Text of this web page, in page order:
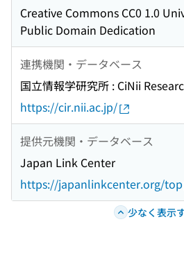
Creative Commons CC0 1.0
Public Domain Dedication
連携機関・データベース
国立情報学研究所 : CiNii
https://cir.nii.ac.jp/
提供元機関・データベース
Japan Link Center
https://japanlinkcenter.org/top
少なく表示